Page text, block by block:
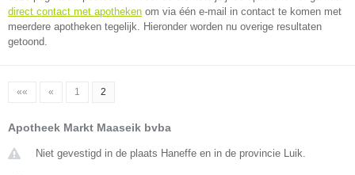
direct contact met apotheken om via één e-mail in contact te komen met
meerdere apotheken tegelijk. Hieronder worden nu overige resultaten
getoond.
«« « 1 2
Apotheek Markt Maaseik bvba
Niet gevestigd in de plaats Haneffe en in de provincie Luik.